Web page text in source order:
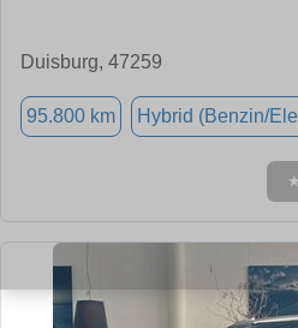
Duisburg, 47259
95.800 km Hybrid (Benzin/
★